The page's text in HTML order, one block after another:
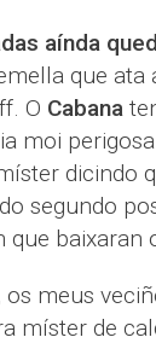
aínda
que ata
O Cabana
moi
dicindo
segundo
que baixaran
meus
míster de